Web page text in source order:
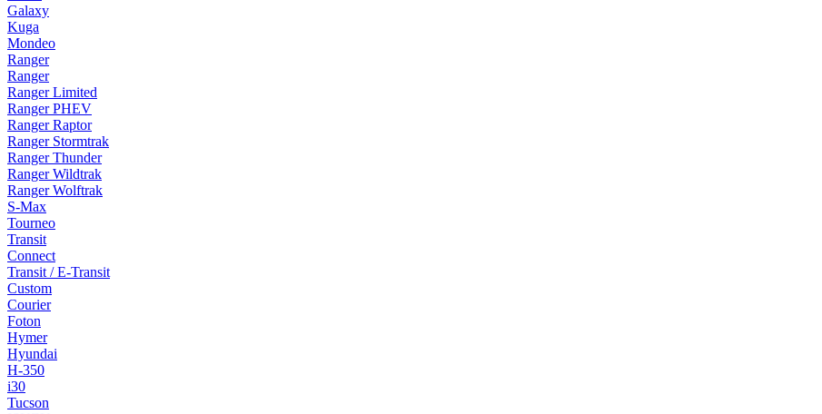
Galaxy
Kuga
Mondeo
Ranger
Ranger
Ranger Limited
Ranger PHEV
Ranger Raptor
Ranger Stormtrak
Ranger Thunder
Ranger Wildtrak
Ranger Wolftrak
S-Max
Tourneo
Transit
Connect
Transit / E-Transit
Custom
Courier
Foton
Hymer
Hyundai
H-350
i30
Tucson